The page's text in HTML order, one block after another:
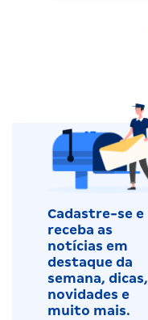
Cadastre-se e
receba as
notícias em
destaque da
semana, dicas,
novidades e
muito mais.